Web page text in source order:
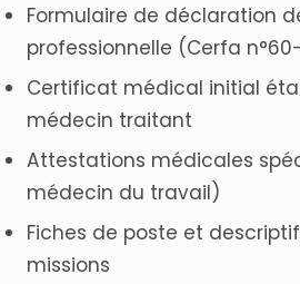
Formulaire de déclaration
professionnelle (Cerfa
Certificat médical initial
médecin traitant
Attestations médicales
médecin du travail)
Fiches de poste et
missions